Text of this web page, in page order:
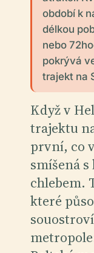
období k
délkou
nebo
pokrývá
trajekt na
Když v
trajektu
první, co
smíšená
chlebem.
které